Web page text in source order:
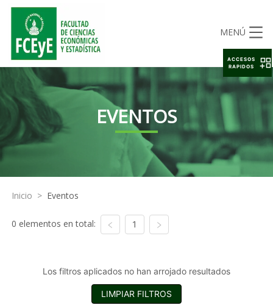
MENÚ
EVENTOS
Inicio > Eventos
0 elementos en total: 1
Los filtros aplicados no han arrojado resultados
LIMPIAR FILTROS
ACCESOS
RAPIDOS